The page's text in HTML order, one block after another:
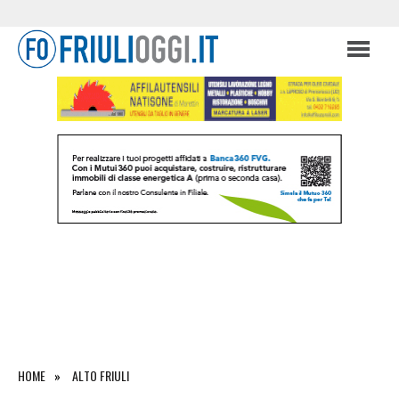
HOME ALTO FRIULI